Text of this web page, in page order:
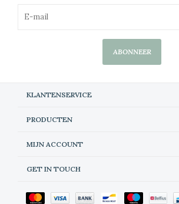
ABONNEER
KLANTENSERVICE
PRODUCTEN
MIJN ACCOUNT
GET IN TOUCH